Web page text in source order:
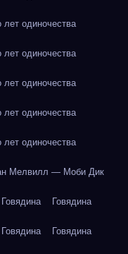
одиночества
одиночества
одиночества
одиночества
одиночества
Мелвилл — Моби Дик
Говядина Говядина
Говядина Говядина